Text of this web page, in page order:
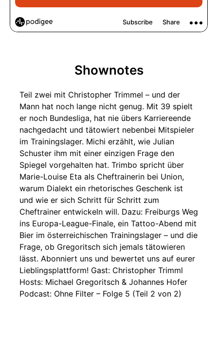
Shownotes
Teil zwei mit Christopher Trimmel – und der
Mann hat noch lange nicht genug. Mit 39 spielt
er noch Bundesliga, hat nie übers Karriereende
nachgedacht und tätowiert nebenbei Mitspieler
im Trainingslager. Michi erzählt, wie Julian
Schuster ihm mit einer einzigen Frage den
Spiegel vorgehalten hat. Trimbo spricht über
Marie-Louise Eta als Cheftrainerin bei Union,
warum Dialekt ein rhetorisches Geschenk ist
und wie er sich Schritt für Schritt zum
Cheftrainer entwickeln will. Dazu: Freiburgs Weg
ins Europa-League-Finale, ein Tattoo-Abend mit
Bier im österreichischen Trainingslager – und die
Frage, ob Gregoritsch sich jemals tätowieren
lässt. Abonniert uns und bewertet uns auf eurer
Lieblingsplattform! Gast: Christopher Trimml
Hosts: Michael Gregoritsch & Johannes Hofer
Podcast: Ohne Filter – Folge 5 (Teil 2 von 2)